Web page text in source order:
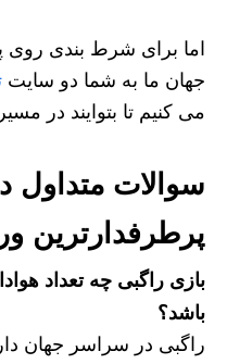
اما برای شرط بندی
جهان ما به شما دو سایت
می کنیم تا بتوایند در
سوالات متداول
پرطرفدارترین
بازی راگبی چه تعداد
باشد؟